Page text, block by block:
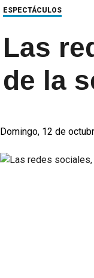
ESPECTÁCULOS
Las
de la
Domingo, 12 de